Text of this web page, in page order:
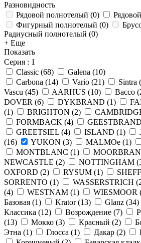
Разновидность
Рядовой полнотелый (0)
Фигурный полнотелый (0)
Радиусный полнотелый (0)
+ Еще
Показать
Серия : 1
Classic (68) Galena (10)
Carbona (14) Vario (21) Sintra (
Vascu (45) AARHUS (10) Bacco (
DOVER (6) DYKBRAND (1)
(1) BRIGHTON (2)
FORMBACK (4) GEESTBRAND
GREETSIEL (4) ISLAND (1)
(16) YUKON (3) MALMOe (1)
MONTBLANC (1)
NEWCASTLE (2) NOTTINGHAM (
OXFORD (2) RYSUM (1)
SORRENTO (1) WASSERSTRICH (
(4) WESTNAM (1) WIESMOOR
Базовая (1) Krator(13) Glanz (34)
Классика (12) Возрождение (7)
(13) Мокко (3) Красный (2)
Этна (1) Глосса (1) Дакар (2)